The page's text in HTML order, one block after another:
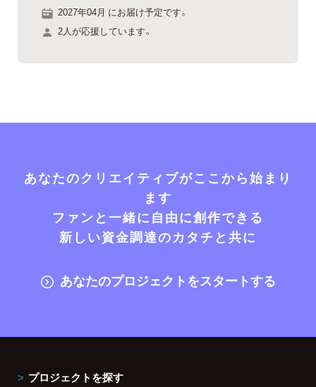
2027年04月 にお届け予定です。
2人が応援しています。
あなたのクリエイティブがここから始まり
ます
ファンと一緒に自由に創作できる
新しい資金調達のカタチと共に
あなたのプロジェクトをスタートする
プロジェクトを探す